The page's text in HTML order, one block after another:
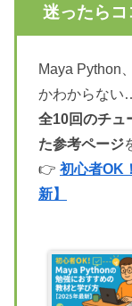
迷ったらコ
Maya Python
かわからない
全10回のチュ
た参考ページ
👉 初心者OK
新】